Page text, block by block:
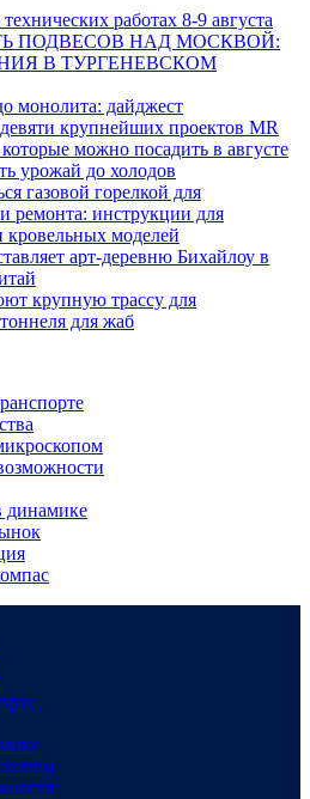
работах 8-9 августа
ПОДВЕСОВ НАД МОСКВОЙ:
В ТУРГЕНЕВСКОМ
монолита: дайджест
девяти крупнейших проектов MR
можно посадить в августе
урожай до холодов
газовой горелкой для
и ремонта: инструкции для
кровельных моделей
арт-деревню Бихайлоу в
крупную трассу для
для жаб
динамике